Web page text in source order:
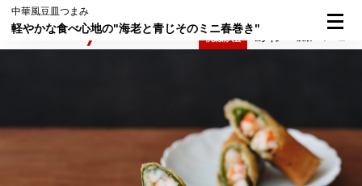
中華風豆皿つまみ
軽やかな食べ心地の"海老と青じそのミニ春巻き"